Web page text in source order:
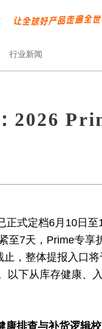
行业新闻
2026
正式定档6月10日
至7天，Prime专享
，整体提报入口
以下从库存健康、
康排查与补货逻辑